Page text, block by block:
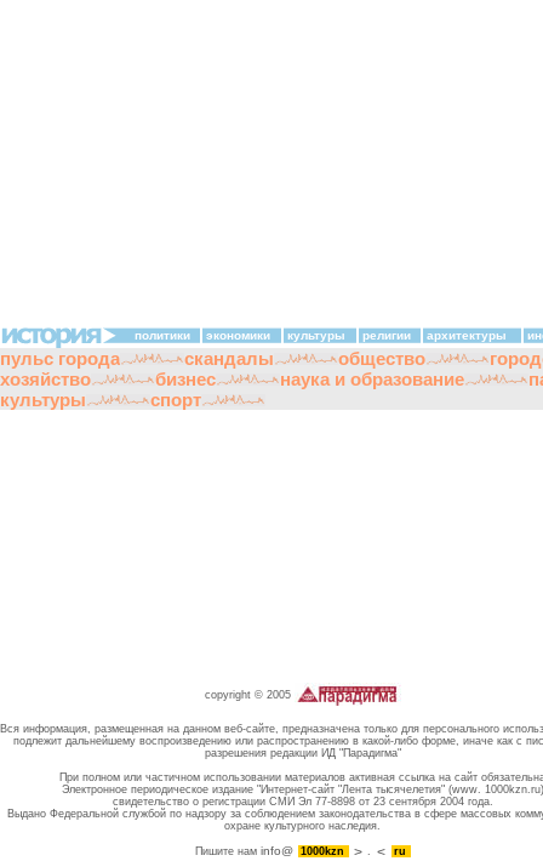
политики экономики культуры религии архитектуры
пульс города скандалы общество
хозяйство
бизнес наука и образование
культуры
спорт
copyright © 2005
Вся информация, размещенная на данном веб-сайте, предназначена только для персонального
подлежит дальнейшему воспроизведению или распространению в какой-либо форме, иначе как с
разрешения редакции ИД "Парадигма"
При полном или частичном использовании материалов активная ссылка на сайт
Электронное периодическое издание "Интернет-сайт "Лента тысячелетия" (www. 1000kzn.ru)
свидетельство о регистрации СМИ Эл 77-8898 от 23 сентября 2004 года.
Выдано Федеральной службой по надзору за соблюдением законодательства в сфере массовых
охране культурного наследия.
Пишите намinfo@ 1000kzn . ru